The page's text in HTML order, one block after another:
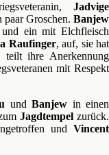
Jadvige
paar Groschen. Banjew
ein mit Elchfleisch
Raufinger, auf, sie hat
teilt ihre Anerkennung
mit Respekt
undBanjew in einen
Jagdtempel zurück.
undVincent